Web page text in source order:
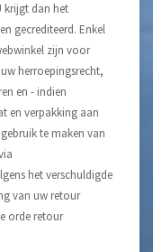
krijgt dan het
gecrediteerd. Enkel
zijn voor
herroepingsrecht,
en - indien
en verpakking aan
te maken van
het verschuldigde
van uw retour
orde retour